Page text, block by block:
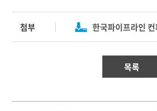
첨부 한국파이프라인
목록